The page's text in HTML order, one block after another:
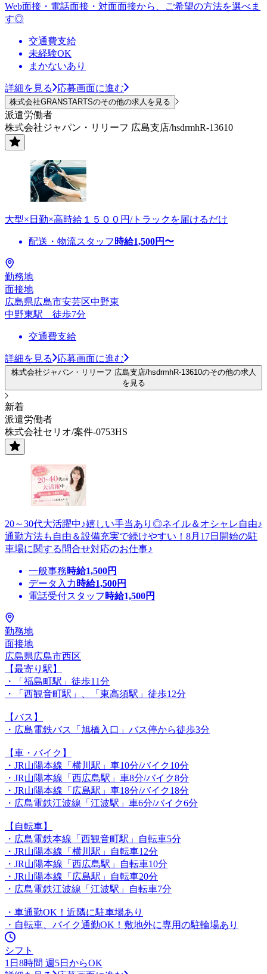
Web面接・電話面接・対面面接から、ご希望の方法を選べま
す◎
交通費支給
未経験OK
まかないあり
詳細を見る 応募画面に進む
株式会社GRANSTARTSのその他の求人を見る
派遣労働者
株式会社ジャパン・リリーフ 広島支店/hsdrmhR-13610
大型×日勤×高時給１５００円/トラックを届けるだけ
配送・物流スタッフ 時給1,500円〜
勤務地
面接地
広島県広島市安芸区中野東
中野東駅 徒歩7分
交通費支給
詳細を見る 応募画面に進む
株式会社ジャパン・リリーフ 広島支店/hsdrmhR-13610のその他の求人
を見る
新着
派遣労働者
株式会社セリオ/案件-0753HS
20～30代大活躍中♪嬉しい手当あり◎ネイル＆オシャレ自由♪
通勤方法も自由＆設備充実で続けやすい！8月17日開始の駐
車場に関する問合せ対応のお仕事♪
一般事務時給1,500円
データ入力 時給1,500円
電話受付スタッフ 時給1,500円
勤務地
面接地
広島県広島市西区
【最寄り駅】
・「福島町駅」徒歩11分
・「西観音町駅」、「東高須駅」徒歩12分
【バス】
・広島電鉄バス「旭橋入口」バス停から徒歩3分
【車・バイク】
・JR山陽本線「横川駅」車10分/バイク10分
・JR山陽本線「西広島駅」車8分/バイク8分
・JR山陽本線「広島駅」車18分/バイク18分
・広島電鉄江波線「江波駅」車6分/バイク6分
【自転車】
・広島電鉄本線「西観音町駅」自転車5分
・JR山陽本線「横川駅」自転車12分
・JR山陽本線「西広島駅」自転車10分
・JR山陽本線「広島駅」自転車20分
・広島電鉄江波線「江波駅」自転車7分
・車通勤OK！近隣に駐車場あり
・自転車、バイク通勤OK！敷地外に専用の駐輪場あり
シフト
1日8時間 週5日からOK